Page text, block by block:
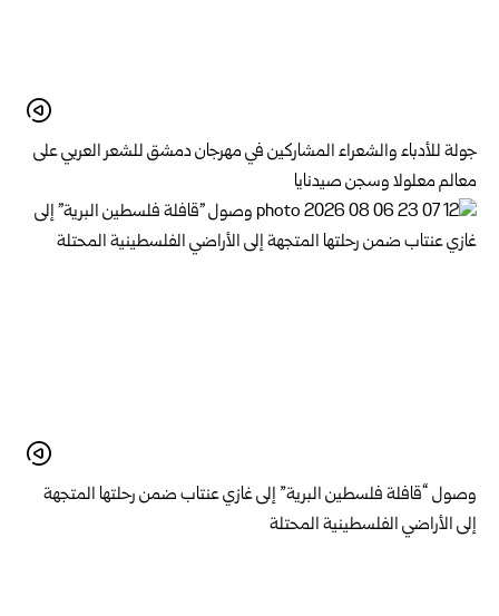
جولة للأدباء والشعراء المشاركين في مهرجان دمشق للشعر العربي على
معالم معلولا وسجن صيدنايا
وصول “قافلة فلسطين البرية” إلى غازي عنتاب ضمن رحلتها المتجهة
إلى الأراضي الفلسطينية المحتلة